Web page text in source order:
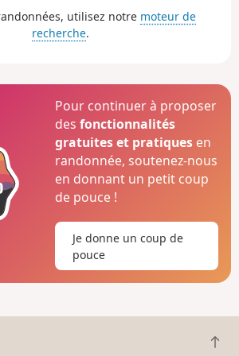
utilisez notre moteur de
recherche.
Pour continuer à proposer
desfonctionnalités
gratuites et pratiques en
randonnée, soutenez-nous
en donnant un petit coup
de pouce !
Je donne un coup de
pouce
R